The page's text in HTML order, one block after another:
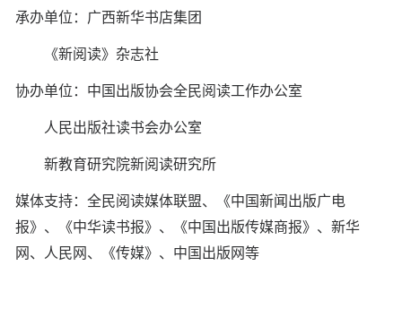
承办单位：广西新华书店集团
《新阅读》杂志社
协办单位：中国出版协会全民阅读工作办公室
人民出版社读书会办公室
新教育研究院新阅读研究所
媒体支持：全民阅读媒体联盟、《中国新闻出版广电
报》、《中华读书报》、《中国出版传媒商报》、新华
网、人民网、《传媒》、中国出版网等